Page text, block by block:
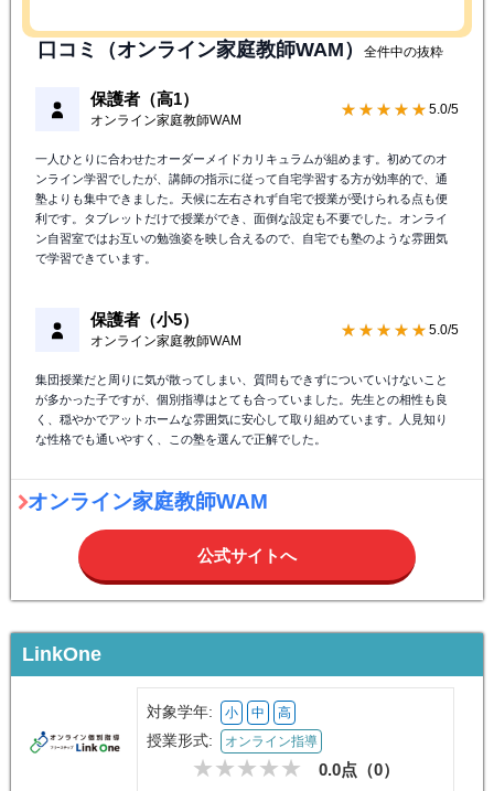
口コミ（オンライン家庭教師WAM） 全件中の抜粋
保護者（高1）
オンライン家庭教師WAM
★★★★★ 5.0/5
一人ひとりに合わせたオーダーメイドカリキュラムが組めます。初めてのオ
ンライン学習でしたが、講師の指示に従って自宅学習する方が効率的で、通
塾よりも集中できました。天候に左右されず自宅で授業が受けられる点も便
利です。タブレットだけで授業ができ、面倒な設定も不要でした。オンライ
ン自習室ではお互いの勉強姿を映し合えるので、自宅でも塾のような雰囲気
で学習できています。
保護者（小5）
オンライン家庭教師WAM
★★★★★ 5.0/5
集団授業だと周りに気が散ってしまい、質問もできずについていけないこと
が多かった子ですが、個別指導はとても合っていました。先生との相性も良
く、穏やかでアットホームな雰囲気に安心して取り組めています。人見知り
な性格でも通いやすく、この塾を選んで正解でした。
オンライン家庭教師WAM
公式サイトへ
LinkOne
対象学年: 小 中 高
授業形式: オンライン指導
0.0点（0）